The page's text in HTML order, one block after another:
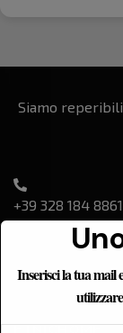
Siamo
+39 328 184 8861
ETNICHOME
Inserisci la tua mail